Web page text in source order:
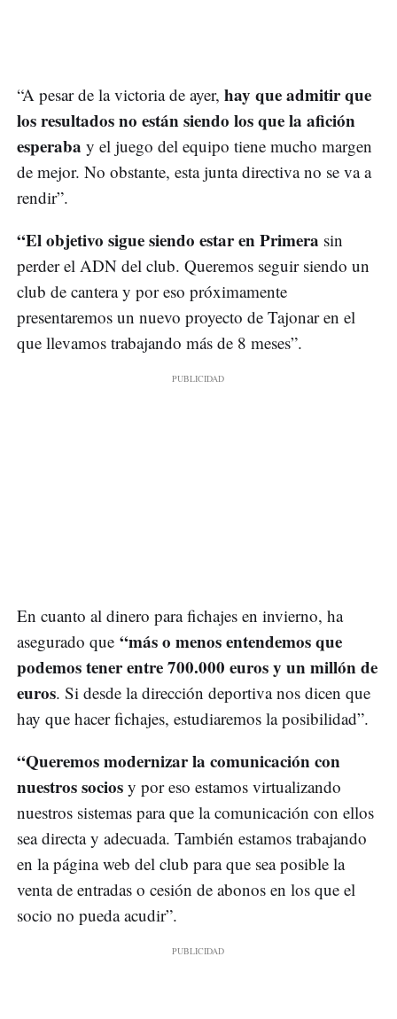
“A pesar de la victoria de ayer, hay que admitir que
los resultados no están siendo los que la afición
esperaba y el juego del equipo tiene mucho margen
de mejor. No obstante, esta junta directiva no se va a
rendir”.
“El objetivo sigue siendo estar en Primera sin
perder el ADN del club. Queremos seguir siendo un
club de cantera y por eso próximamente
presentaremos un nuevo proyecto de Tajonar en el
que llevamos trabajando más de 8 meses”.
En cuanto al dinero para fichajes en invierno, ha
asegurado que “más o menos entendemos que
podemos tener entre 700.000 euros y un millón de
euros. Si desde la dirección deportiva nos dicen que
hay que hacer fichajes, estudiaremos la posibilidad”.
“Queremos modernizar la comunicación con
nuestros socios y por eso estamos virtualizando
nuestros sistemas para que la comunicación con ellos
sea directa y adecuada. También estamos trabajando
en la página web del club para que sea posible la
venta de entradas o cesión de abonos en los que el
socio no pueda acudir”.